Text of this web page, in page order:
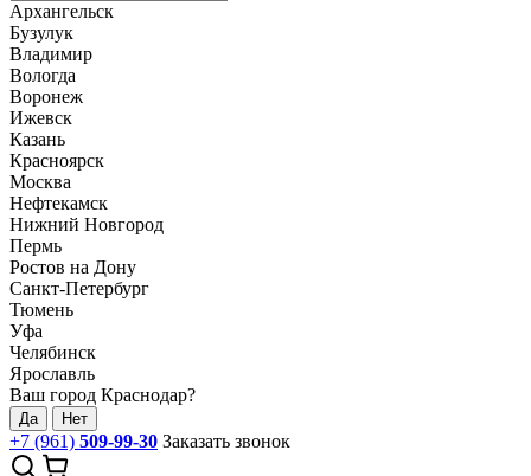
Архангельск
Бузулук
Владимир
Вологда
Воронеж
Ижевск
Казань
Красноярск
Москва
Нефтекамск
Нижний Новгород
Пермь
Ростов на Дону
Санкт-Петербург
Тюмень
Уфа
Челябинск
Ярославль
Ваш город Краснодар?
Да Нет
+7 (961) 509-99-30 Заказать звонок